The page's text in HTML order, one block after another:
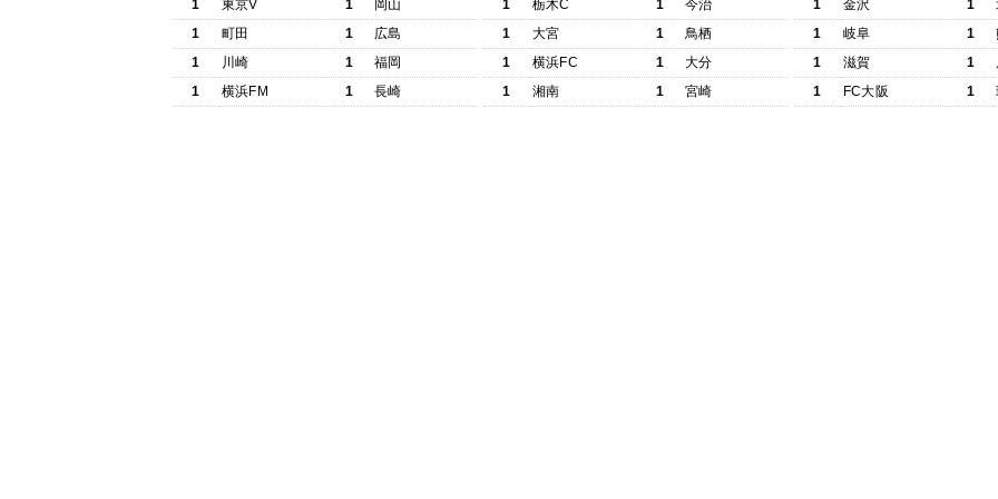
1
東京V 1
岡山
1
町田 1
広島
1
川崎 1
福岡
1
横浜FM 1 長崎
1
栃木C 1
今治
1
大宮 1
鳥栖
1
横浜FC 1
大分
1
湘南 1 宮崎
1
金沢 1
1
岐阜 1
1
滋賀 1
1
FC大阪 1